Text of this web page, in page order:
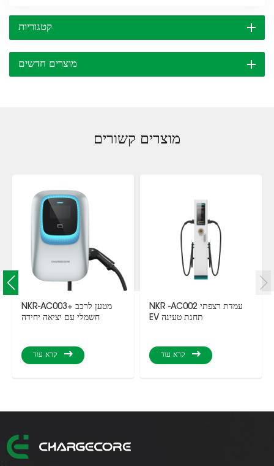
קטגוריות
מוצרים חדשים
מוצרים קשורים
NKR-AC003+ מטען לרכב
חשמלי עם יציאה יחידה
קרא עוד
NKR -AC002 עמדת רצפתי
EV תחנת טעינה
קרא עוד